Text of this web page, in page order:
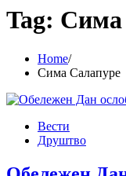
Tag: Сима
Home
Сима Салапуре
Вести
Друштво